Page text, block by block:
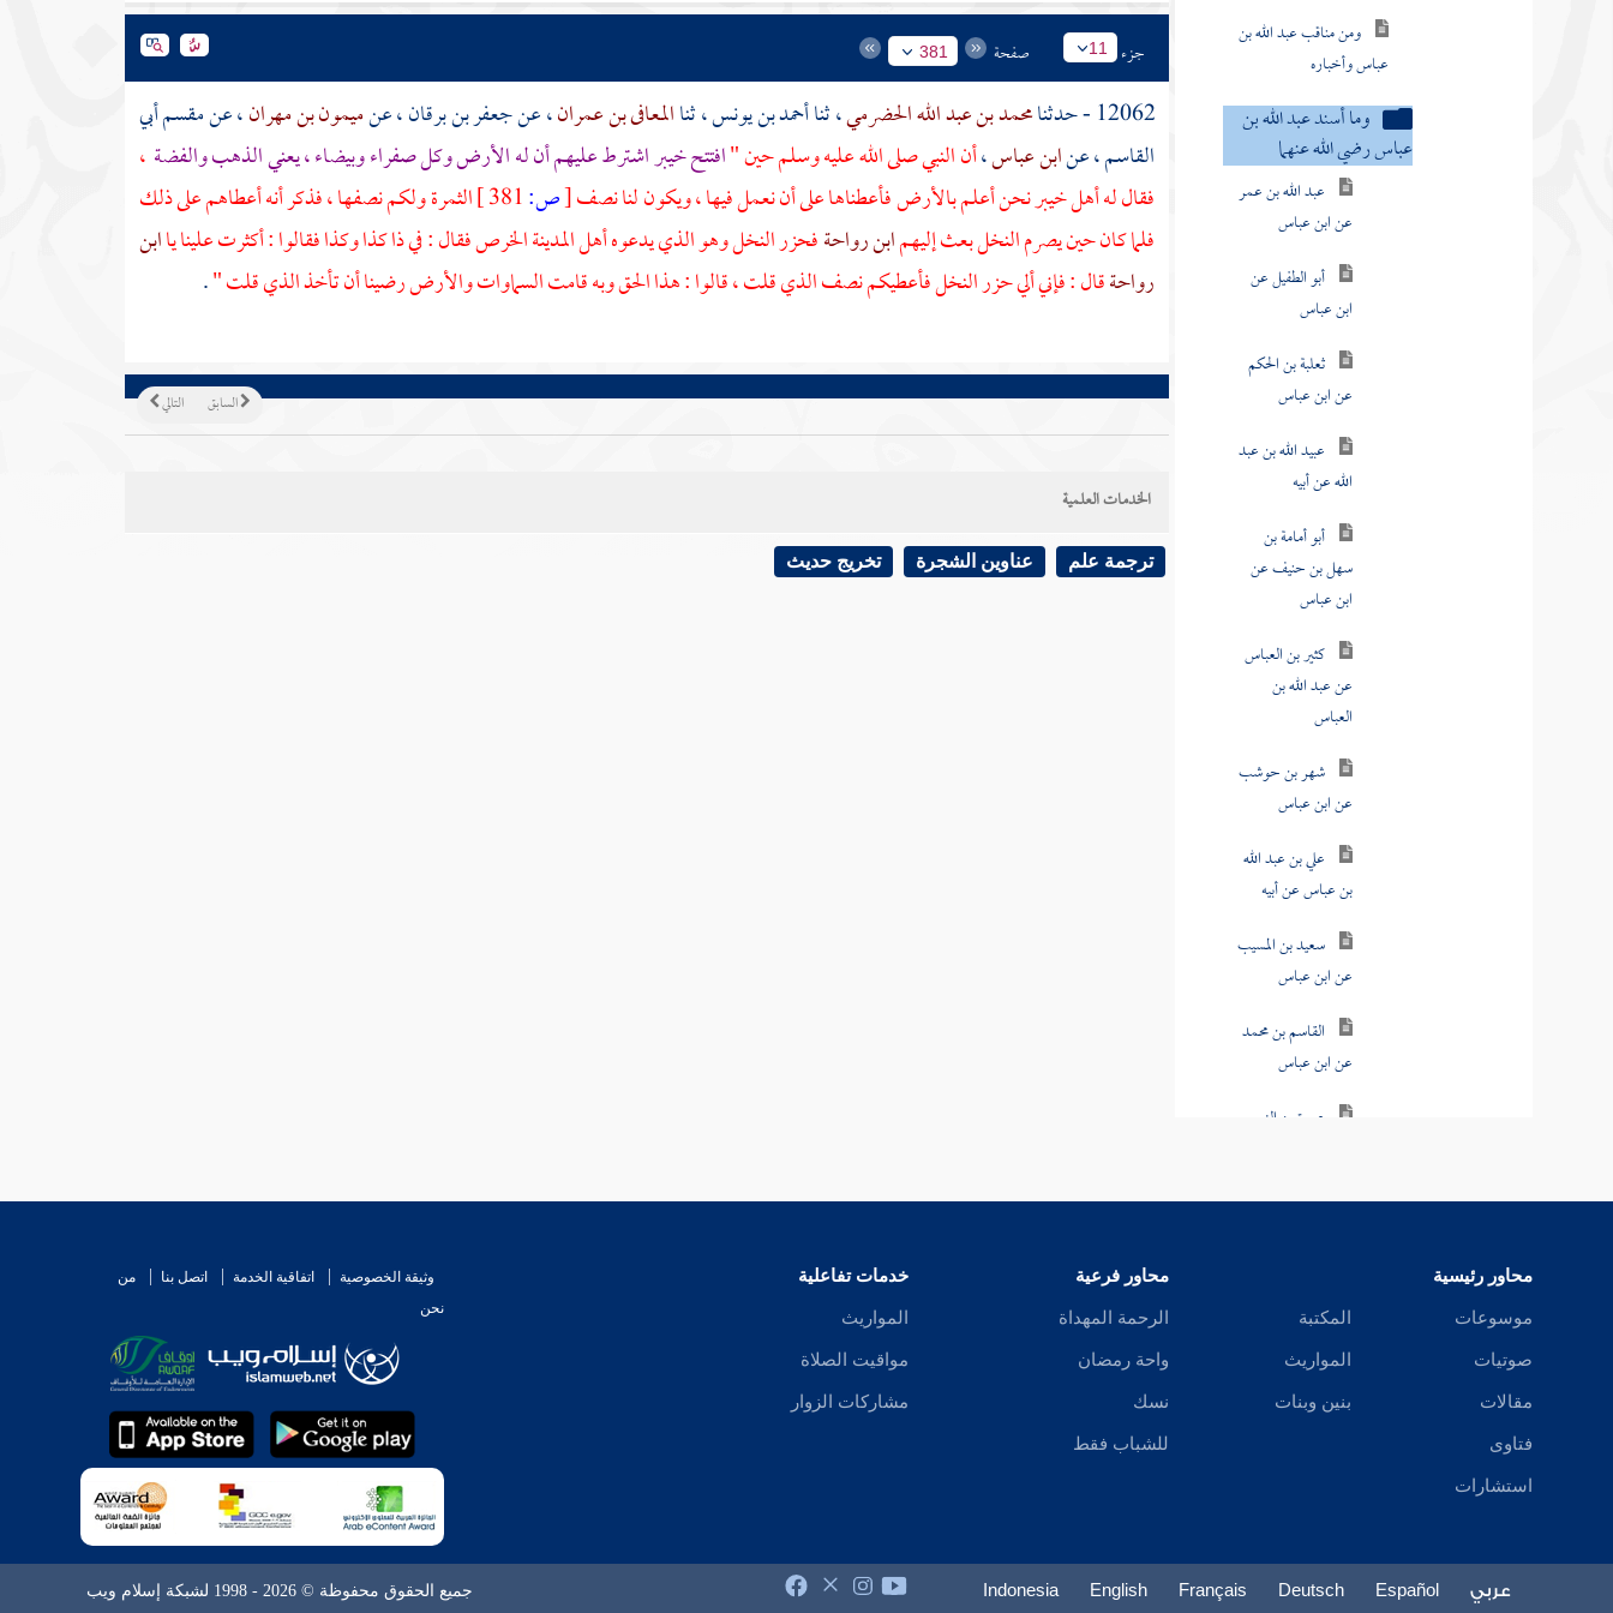
ومن مناقب عبد الله بن
عباس وأخباره
وما أسند عبد الله بن
عباس رضي الله عنهما
عبد الله بن عمر
عن ابن عباس
أبو الطفيل عن
ابن عباس
ثعلبة بن الحكم
عن ابن عباس
عبيد الله بن عبد
الله عن أبيه
أبو أمامة بن
سهل بن حنيف عن
ابن عباس
كثير بن العباس
عن عبد الله بن
العباس
شهر بن حوشب
عن ابن عباس
علي بن عبد الله
بن عباس عن أبيه
سعيد بن المسيب
عن ابن عباس
القاسم بن محمد
عن ابن عباس
عروة بن الزبير
سالم بن عبد الله
عباس
حميد بن عبد
الرحمن عن ابن عباس
عن ابن عباس
جزء 11 صفحة 381
12062 - حدثنا محمد بن عبد الله الحضرمي، ثناأحمد بن يونس، ثناالمعافى بن عمران، عنجعفر بن برقان، عنميمون بن مهران، عنمقسم أبي
القاسم، عنابن عباس،أن النبي صلى الله عليه وسلم حين "افتتحخيبراشترط عليهم أن له الأرض وكل صفراء وبيضاء ، يعني الذهب والفضة ،
فقال له أهلخيبرنحن أعلم بالأرض فأعطناها على أن نعمل فيها ، ويكون لنا نصف[ص:
الثمرة ولكم نصفها ، فذكر أنه أعطاهم على ذلك
فلما كان حين يصرم النخل بعث إليهمابن رواحةفحزر النخل وهو الذي يدعوه أهلالمدينةالخرص فقال : في ذا كذا وكذا فقالوا : أكثرت علينا ياابن
رواحةقال : فإني ألي حزر النخل فأعطيكم نصف الذي قلت ، قالوا : هذا الحق وبه قامت السماوات والأرض رضينا أن تأخذ الذي قلت ".
التالي السابق
الخدمات العلمية
ترجمة علم عناوين الشجرة تخريج حديث
محاور رئيسية
موسوعات
صوتيات
مقالات
فتاوى
استشارات
المكتبة
المواريث
بنين وبنات
محاور فرعية
الرحمة المهداة
واحة رمضان
نسك
للشباب فقط
خدمات تفاعلية
المواريث
مواقيت الصلاة
مشاركات الزوار
وثيقة الخصوصية اتفاقية الخدمة اتصل بنا
من
نحن
عربي Español
Deutsch
Français
English
Indonesia جميع الحقوق محفوظة © 2026 - 1998 لشبكة إسلام ويب